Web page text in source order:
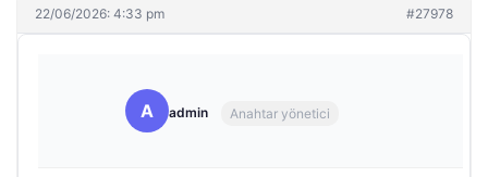
22/06/2026: 4:33 pm #27978
A admin Anahtar yönetici